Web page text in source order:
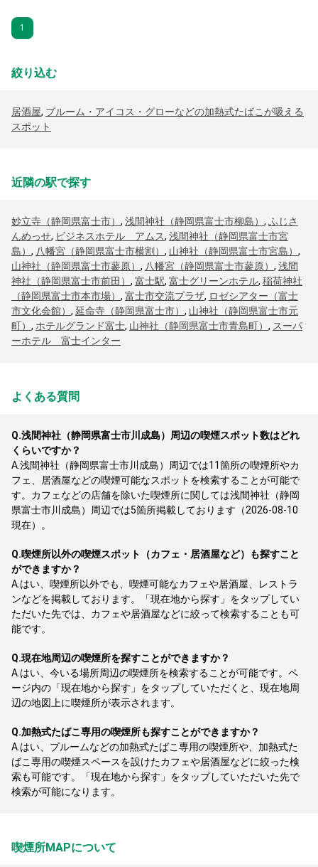
1
絞り込む
居酒屋, プルーム・アイコス・グローなどの加熱式たばこが吸える
スポット
近隣の駅で探す
妙立寺（静岡県富士市） , 浅間神社（静岡県富士市柳島） , ふじさ
んめっせ, ビジネスホテル アムス, 浅間神社（静岡県富士市宮
島） , 八幡宮（静岡県富士市横割） , 山神社（静岡県富士市宮島） ,
山神社（静岡県富士市蓼原） , 八幡宮（静岡県富士市蓼原） , 浅間
神社（静岡県富士市前田） , 富士駅, 富士グリーンホテル, 稲荷神社
（静岡県富士市本市場） , 富士市交流プラザ, ロゼシアター（富士
市文化会館） , 延命寺（静岡県富士市） , 山神社（静岡県富士市元
町） , ホテルグランド富士, 山神社（静岡県富士市青島町） , スーパ
ーホテル 富士インター
よくある質問
Q.浅間神社（静岡県富士市川成島）周辺の喫煙スポット数はどれ
くらいですか？
A.浅間神社（静岡県富士市川成島）周辺では11箇所の喫煙所やカ
フェ、居酒屋などの喫煙可能なスポットを検索することが可能で
す。カフェなどの店舗を除いた喫煙所に関しては浅間神社（静岡
県富士市川成島）周辺では5箇所掲載しております（2026-08-10
現在）。
Q.喫煙所以外の喫煙スポット（カフェ・居酒屋など）も探すこと
ができますか？
A. はい、喫煙所以外でも、喫煙可能なカフェや居酒屋、レストラ
ンなどを掲載しております。「現在地から探す」をタップしてい
ただいた先では、カフェや居酒屋などに絞って検索することも可
能です。
Q.現在地周辺の喫煙所を探すことができますか？
A. はい、今いる場所周辺の喫煙所を検索することが可能です。ペ
ージ内の「現在地から探す」をタップしていただくと、現在地周
辺の地図上に喫煙所が表示されます。
Q.加熱式たばこ専用の喫煙所も探すことができますか？
A. はい、プルームなどの加熱式たばこ専用の喫煙所や、加熱式た
ばこ専用の喫煙スペースを設けたカフェや居酒屋などに絞った検
索も可能です。「現在地から探す」をタップしていただいた先で
検索が可能になります。
喫煙所MAPについて